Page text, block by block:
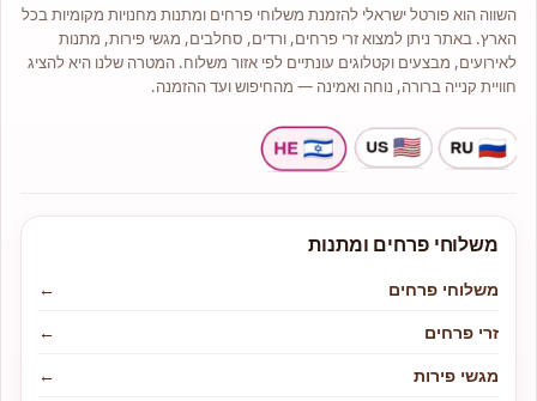
השווה הוא פורטל ישראלי להזמנת משלוחי פרחים ומתנות מחנויות מקומיות בכל
הארץ. באתר ניתן למצוא זרי פרחים, ורדים, סחלבים, מגשי פירות, מתנות
לאירועים, מבצעים וקטלוגים עונתיים לפי אזור משלוח. המטרה שלנו היא להציג
חוויית קנייה ברורה, נוחה ואמינה — מהחיפוש ועד ההזמנה.
משלוחי פרחים ומתנות
משלוחי פרחים
←
זרי פרחים
←
מגשי פירות
←